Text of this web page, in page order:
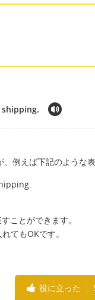
例えば下記のような
ことができます。
てもOKです。
役に立った